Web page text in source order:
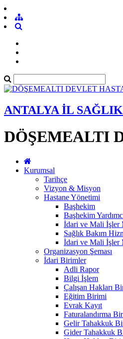
ANTALYA İL
DÖŞEMEALTI
Kurumsal
Tarihçe
Vizyon & Misyon
Hastane Yönetimi
Başhekim
Başhekim
İdari ve Mali İşler
Sağlık Bakım
İdari ve Mali İşler
Organizasyon Şeması
İdari Birimler
Adli Rapor
Bilgi İşlem
Çalışan Hakları
Eğitim Birimi
Evrak Kayıt
Faturalandırma
Gelir Tahakkuk
Gider Tahakkuk